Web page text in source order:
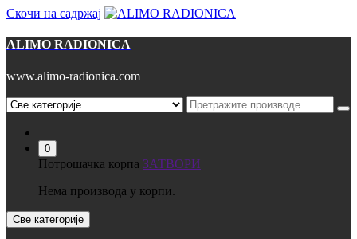
Скочи на садржај
ALIMO RADIONICA
www.alimo-radionica.com
0
Потрошачка корпа ЗАТВОРИ
Нема производа у корпи.
Све категорије